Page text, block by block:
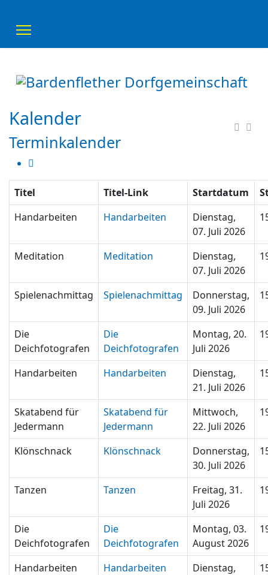
Kalender
Terminkalender
Titel Titel-Link Startdatum
Handarbeiten
Handarbeiten
Dienstag,
07. Juli 2026
Meditation Meditation
Dienstag,
07. Juli 2026
Spielenachmittag Spielenachmittag
Donnerstag,
09. Juli 2026
Die
Deichfotografen
Die
Deichfotografen
Montag, 20.
Juli 2026
Handarbeiten Handarbeiten
Dienstag,
21. Juli 2026
Skatabend für
Jedermann
Skatabend für
Jedermann
Mittwoch,
22. Juli 2026
Klönschnack Klönschnack
Donnerstag,
30. Juli 2026
Tanzen Tanzen
Freitag, 31.
Juli 2026
Die
Deichfotografen
Die
Deichfotografen
Montag, 03.
August 2026
Handarbeiten Handarbeiten
Dienstag,